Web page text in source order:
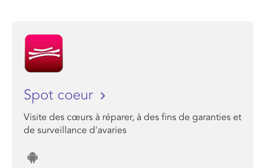
Spot coeur
Visite des cœurs à réparer, à des fins de garanties et
de surveillance d'avaries